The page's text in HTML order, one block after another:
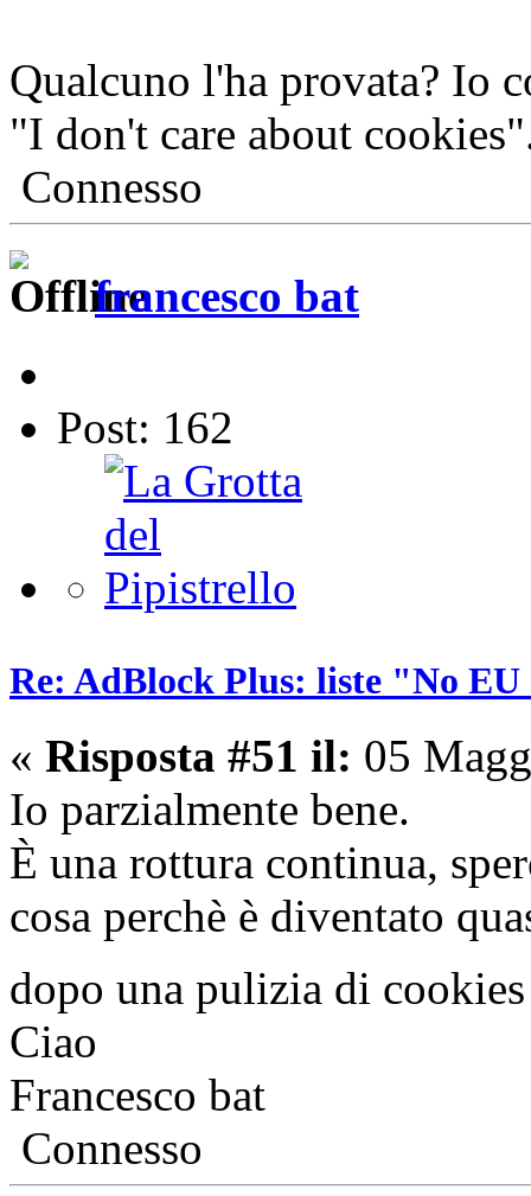
Qualcuno l'ha provata? Io
"I don't care about
Connesso
francesco bat
Post: 162
Re: AdBlock Plus: liste "No
« Risposta #51 il: 05
Io parzialmente bene.
È una rottura continua,
cosa perchè è diventato
dopo una pulizia di
Ciao
Francesco bat
Connesso